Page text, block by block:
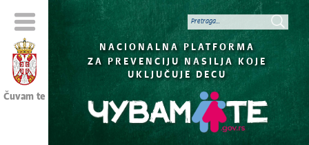
Čuvam te
NACIONALNA PLATFORMA
ZA PREVENCIJU NASILJA KOJE
UKLJUČUJE DECU